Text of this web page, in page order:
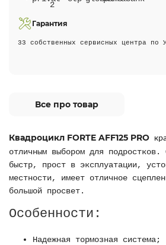
Гарантия
33 собственных сервисных центра по
Все про товар
Квадроцикл FORTE AFF125 PRO
отличным выбором для подростков.
быстр, прост в эксплуатации,
местности, имеет отличное
большой просвет.
Особенности:
Надежная тормозная система;